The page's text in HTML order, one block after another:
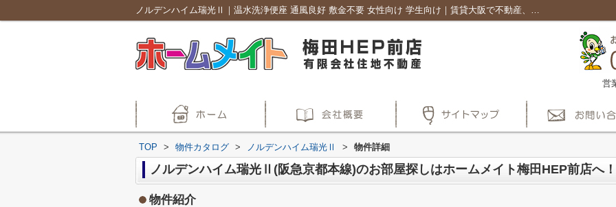
ノルデンハイム瑞光Ⅱ｜温水洗浄便座 通風良好 敷金不要 女性向け 学生向け｜賃貸大阪で不動産、賃貸マンション探しはホームメイト梅田HEP前店
営
TOP > 物件カタログ > ノルデンハイム瑞光Ⅱ > 物件詳細
ノルデンハイム瑞光Ⅱ(阪急京都本線)のお部屋探しはホームメイト梅田HEP前店へ！
物件紹介